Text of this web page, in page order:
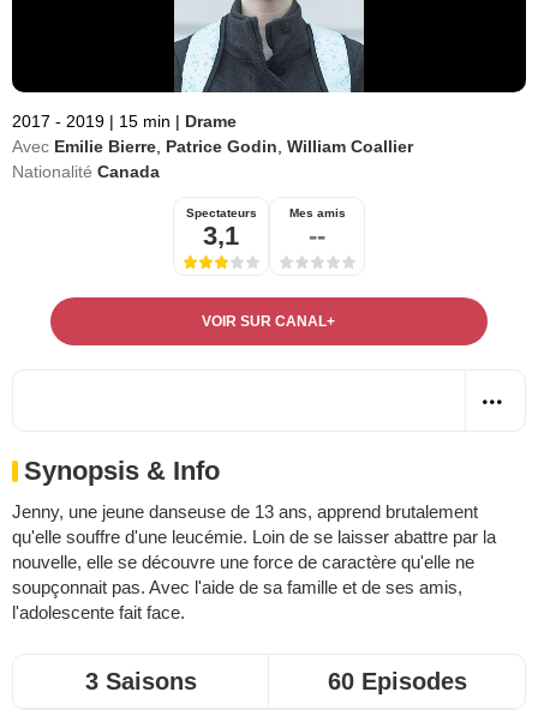
2017 - 2019 | 15 min | Drame
Avec Emilie Bierre Patrice Godin William Coallier
Nationalité Canada
Spectateurs
3,1
Mes amis
--
VOIR SUR CANAL+
Synopsis & Info
Jenny, une jeune danseuse de 13 ans, apprend brutalement
qu'elle souffre d'une leucémie. Loin de se laisser abattre par la
nouvelle, elle se découvre une force de caractère qu'elle ne
soupçonnait pas. Avec l'aide de sa famille et de ses amis,
l'adolescente fait face.
3 Saisons 60 Episodes